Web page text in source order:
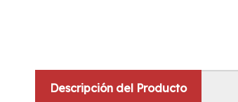
Descripción del Producto